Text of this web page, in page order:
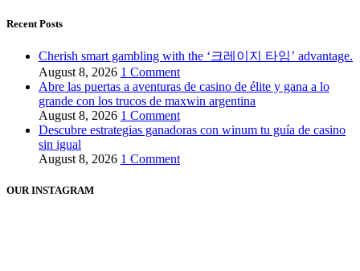
Recent Posts
Cherish smart gambling with the ‘크레이지 타임’ advantage.
August 8, 2026 1 Comment
Abre las puertas a aventuras de casino de élite y gana a lo
grande con los trucos de maxwin argentina
August 8, 2026 1 Comment
Descubre estrategias ganadoras con winum tu guía de casino
sin igual
August 8, 2026 1 Comment
OUR INSTAGRAM